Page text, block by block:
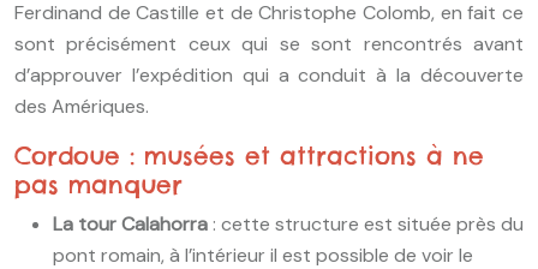
Ferdinand de Castille et de Christophe Colomb, en fait ce
sont précisément ceux qui se sont rencontrés avant
d’approuver l’expédition qui a conduit à la découverte
des Amériques.
Cordoue : musées et attractions à ne
pas manquer
La tour Calahorra : cette structure est située près du
pont romain, à l’intérieur il est possible de voir le